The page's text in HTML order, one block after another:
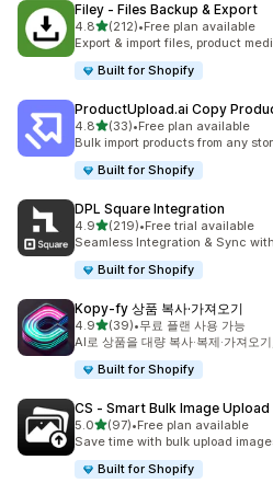
Filey ‑ Files Backup & Export
4.8별 5개 중
(212)
총 리뷰 212개
•Free plan available
Export & import files, product
Built for Shopify
ProductUpload.ai Copy
4.8별 5개 중
(33)
총 리뷰 33개
•Free plan available
Bulk import products from any
Built for Shopify
DPL Square Integration
4.9별 5개 중
(219)
총 리뷰 219개
•Free trial available
Seamless Integration & Sync
Built for Shopify
Kopy‑fy 상품 복사·가져오기
4.9별 5개 중
(39)
총 리뷰 39개
•무료 플랜 사용 가능
AI로 상품을 대량 복사·복제·가져오
Built for Shopify
CS ‑ Smart Bulk Image Upload
5.0별 5개 중
(97)
총 리뷰 97개
•Free plan available
Save time with bulk upload
Built for Shopify